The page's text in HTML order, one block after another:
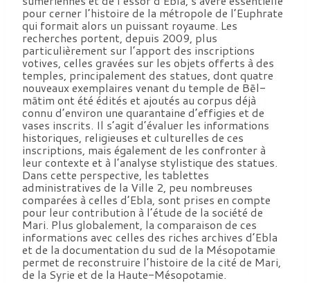
pour cerner l’histoire de la métropole de l’Euphrate
qui formait alors un puissant royaume. Les
recherches portent, depuis 2009, plus
particulièrement sur l’apport des inscriptions
votives, celles gravées sur les objets offerts à des
temples, principalement des statues, dont quatre
nouveaux exemplaires venant du temple de Bēl-
mātim ont été édités et ajoutés au corpus déjà
connu d’environ une quarantaine d’effigies et de
vases inscrits. Il s’agit d’évaluer les informations
historiques, religieuses et culturelles de ces
inscriptions, mais également de les confronter à
leur contexte et à l’analyse stylistique des statues.
Dans cette perspective, les tablettes
administratives de la Ville 2, peu nombreuses
comparées à celles d’Ebla, sont prises en compte
pour leur contribution à l’étude de la société de
Mari. Plus globalement, la comparaison de ces
informations avec celles des riches archives d’Ebla
et de la documentation du sud de la Mésopotamie
permet de reconstruire l’histoire de la cité de Mari,
de la Syrie et de la Haute-Mésopotamie.